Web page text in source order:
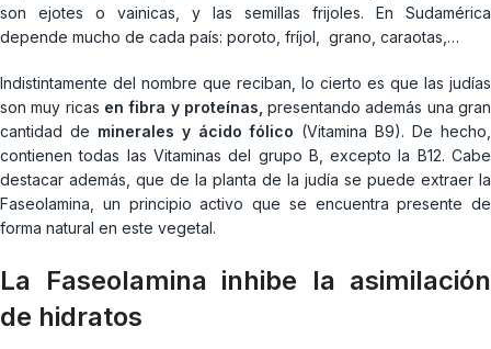
son ejotes o vainicas, y las semillas frijoles. En Sudamérica
depende mucho de cada país: poroto, fríjol, grano, caraotas,…
Indistintamente del nombre que reciban, lo cierto es que las judías
son muy ricas en fibra y proteínas,presentando además una gran
cantidad de minerales y ácido fólico (Vitamina B9). De hecho,
contienen todas las Vitaminas del grupo B, excepto la B12. Cabe
destacar además, que de la planta de la judía se puede extraer la
Faseolamina, un principio activo que se encuentra presente de
forma natural en este vegetal.
La Faseolamina inhibe la asimilación
de hidratos